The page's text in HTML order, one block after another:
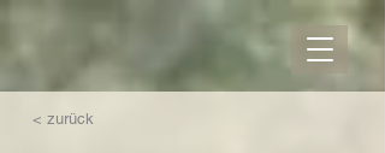
< zurück